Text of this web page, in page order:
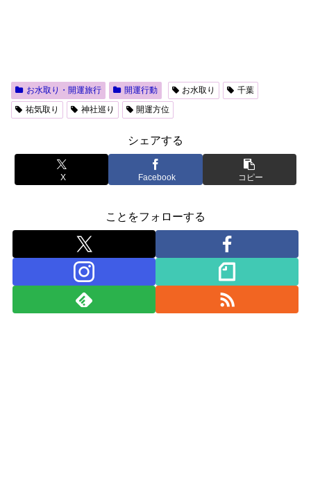
お水取り・開運旅行 開運行動 お水取り
千葉
祐気取り
神社巡り 開運方位
シェアする
X Facebook コピー
ことをフォローする